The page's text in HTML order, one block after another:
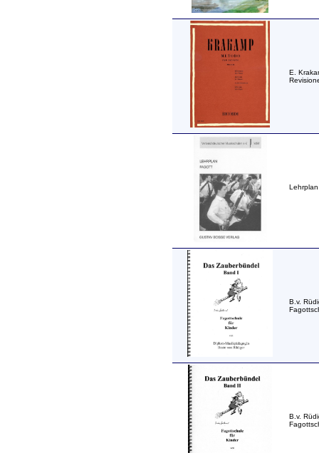
E.
B.v.
B.v.